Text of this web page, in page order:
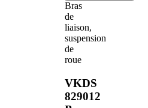
Bras
de
liaison,
suspension
de
roue
VKDS
829012